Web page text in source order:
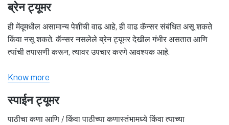
ब्रेन ट्यूमर
ही मेंदूमधील असामान्य पेशींची वाढ आहे, ही वाढ कॅन्सर संबंधित असू शकते
किंवा नसू शकते. कॅन्सर नसलेले ब्रेन ट्यूमर देखील गंभीर असतात आणि
त्यांची तपासणी करून, त्यावर उपचार करणे आवश्यक आहे.
Know more
स्पाईन ट्यूमर
पाठीचा कणा आणि / किंवा पाठीच्या कणास्तंभामध्ये किंवा त्याच्या